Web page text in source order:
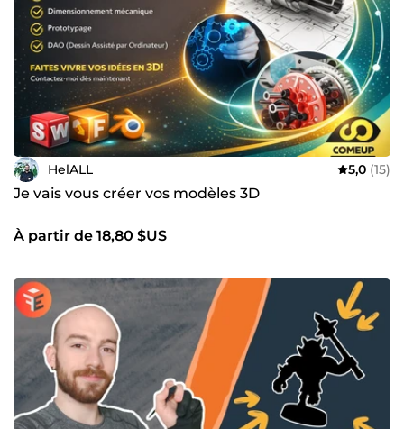
HelALL 5,0 (15)
Je vais vous créer vos modèles 3D
À partir de 18,80 $US